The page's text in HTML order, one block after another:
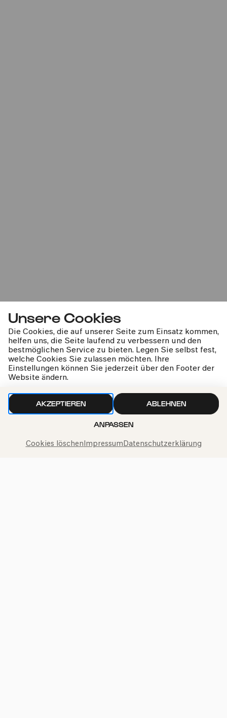
Unsere Cookies
Die Cookies, die auf unserer Seite zum Einsatz kommen,
helfen uns, die Seite laufend zu verbessern und den
bestmöglichen Service zu bieten. Legen Sie selbst fest,
welche Cookies Sie zulassen möchten. Ihre
Einstellungen können Sie jederzeit über den Footer der
Website ändern.
AKZEPTIEREN ABLEHNEN
ANPASSEN
Cookies löschenImpressumDatenschutzerklärung